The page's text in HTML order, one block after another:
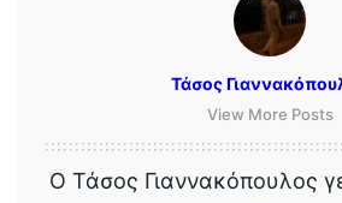
Τάσος
View More Posts
Ο Τάσος Γιαννακόπουλος